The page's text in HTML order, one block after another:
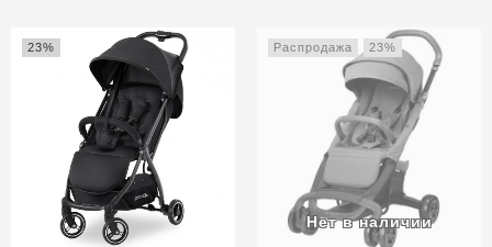
23% Распродажа 23%